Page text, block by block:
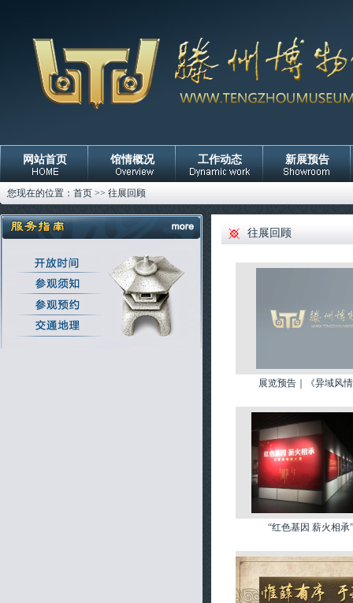
网站首页 馆情概况 工作动态 新展预告
您现在的位置： 首页 >> 往展回顾
往展回顾
展览预告｜《异域风
“红色基因 薪火相承